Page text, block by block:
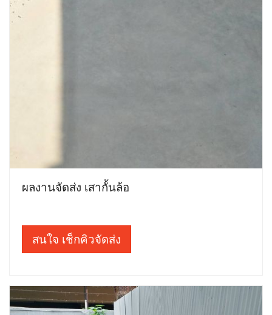
ผลงานจัดส่ง เสากั้นล้อ
สนใจ เช็กคิวจัดส่ง